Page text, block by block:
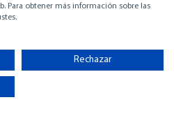
28 T-TOP
Para obtener más información sobre las
Rechazar